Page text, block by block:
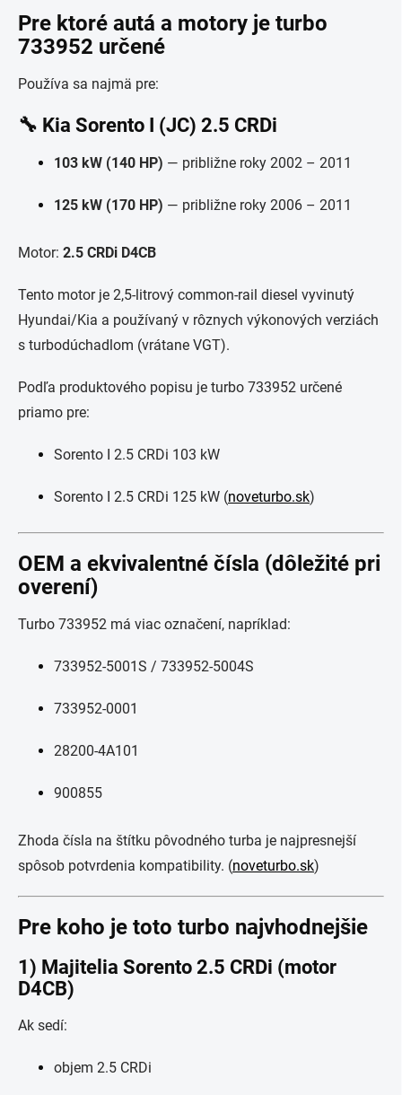
Pre ktoré autá a motory je turbo
733952 určené
Používa sa najmä pre:
🔧 Kia Sorento I (JC) 2.5 CRDi
103 kW (140 HP) — približne roky 2002 – 2011
125 kW (170 HP) — približne roky 2006 – 2011
Motor: 2.5 CRDi D4CB
Tento motor je 2,5-litrový common-rail diesel vyvinutý
Hyundai/Kia a používaný v rôznych výkonových verziách
s turbodúchadlom (vrátane VGT).
Podľa produktového popisu je turbo 733952 určené
priamo pre:
Sorento I 2.5 CRDi 103 kW
Sorento I 2.5 CRDi 125 kW (noveturbo.sk)
OEM a ekvivalentné čísla (dôležité pri
overení)
Turbo 733952 má viac označení, napríklad:
733952-5001S / 733952-5004S
733952-0001
28200-4A101
900855
Zhoda čísla na štítku pôvodného turba je najpresnejší
spôsob potvrdenia kompatibility. (noveturbo.sk)
Pre koho je toto turbo najvhodnejšie
1) Majitelia Sorento 2.5 CRDi (motor
D4CB)
Ak sedí:
objem 2.5 CRDi